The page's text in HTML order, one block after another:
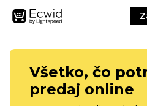
Všetko, čo
predaj online